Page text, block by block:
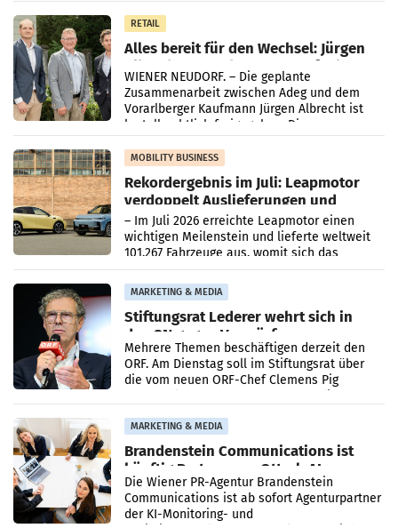
RETAIL
Alles bereit für den Wechsel: Jürgen
Albrecht setzt ab 1.1.2027 auf Adeg
WIENER NEUDORF. – Die geplante
Zusammenarbeit zwischen Adeg und dem
Vorarlberger Kaufmann Jürgen Albrecht ist
kartellrechtlich freigegeben: Die
Bundeswettbewerbsbehörde und der
Bundeskartellanwalt
MOBILITY BUSINESS
Rekordergebnis im Juli: Leapmotor
verdoppelt Auslieferungen und
überschreitet die 100.000er-Marke
– Im Juli 2026 erreichte Leapmotor einen
wichtigen Meilenstein und lieferte weltweit
101.267 Fahrzeuge aus, womit sich das
Ergebnis gegenüber Juli 2025 mehr als
verdoppelte (+102
MARKETING & MEDIA
Stiftungsrat Lederer wehrt sich in
den SN gegen Vorwürfe
Mehrere Themen beschäftigen derzeit den
ORF. Am Dienstag soll im Stiftungsrat über
die vom neuen ORF-Chef Clemens Pig
MARKETING & MEDIA
Brandenstein Communications ist
künftig Partner von OtterlyAI
Die Wiener PR-Agentur Brandenstein
Communications ist ab sofort Agenturpartner
der KI-Monitoring- und